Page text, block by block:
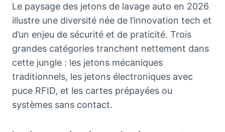
Le paysage des jetons de lavage auto en 2026
illustre une diversité née de l’innovation tech et
d’un enjeu de sécurité et de praticité. Trois
grandes catégories tranchent nettement dans
cette jungle : les jetons mécaniques
traditionnels, les jetons électroniques avec
puce RFID, et les cartes prépayées ou
systèmes sans contact.